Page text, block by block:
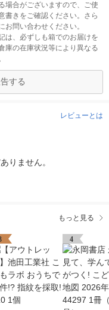
場合がございますので、ご使
書きをご確認ください。さら
問い合わせください。
は、必ずしも箱でのお届けを
庫の在庫状況等により異なる
する
レビューとは
りません。
もっと見る
4